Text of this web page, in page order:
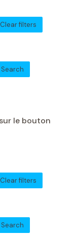
Clear filters
Search
le bouton
Clear filters
Search